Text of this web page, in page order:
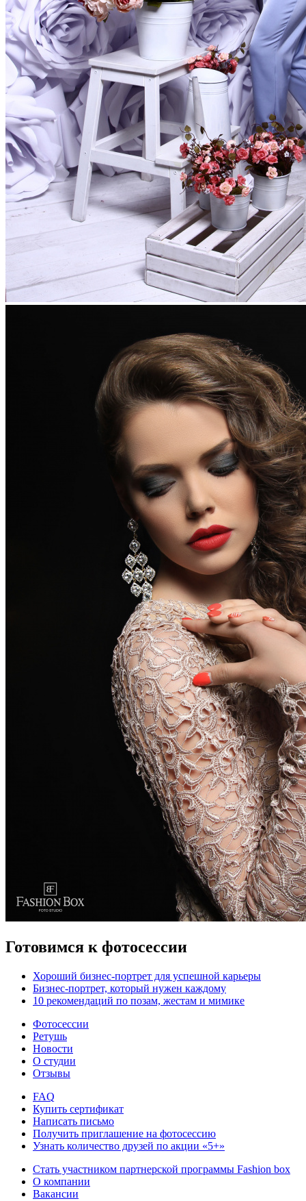
Готовимся к фотосессии
Хороший бизнес-портрет для успешной карьеры
Бизнес-портрет, который нужен каждому
10 рекомендаций по позам, жестам и мимике
Фотосессии
Ретушь
Новости
О студии
Отзывы
FAQ
Купить сертификат
Написать письмо
Получить приглашение на фотосессию
Узнать количество друзей по акции «5+»
Стать участником партнерской программы Fashion box
О компании
Вакансии